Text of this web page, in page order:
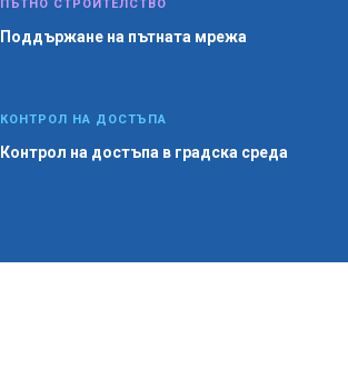
ПЪТНО СТРОИТЕЛСТВО
Поддържане на пътната мрежа
КОНТРОЛ НА ДОСТЪПА
Контрол на достъпа в градска среда